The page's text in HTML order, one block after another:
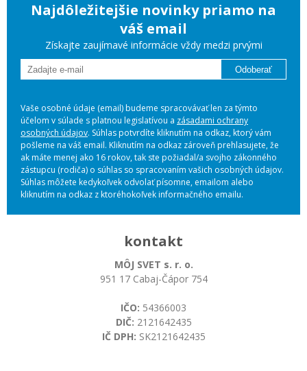
Najdôležitejšie novinky priamo na
váš email
Získajte zaujímavé informácie vždy medzi prvými
Odoberať
Vaše osobné údaje (email) budeme spracovávať len za týmto
účelom v súlade s platnou legislatívou a zásadami ochrany
osobných údajov. Súhlas potvrdíte kliknutím na odkaz, ktorý vám
pošleme na váš email. Kliknutím na odkaz zároveň prehlasujete, že
ak máte menej ako 16 rokov, tak ste požiadal/a svojho zákonného
zástupcu (rodiča) o súhlas so spracovaním vašich osobných údajov.
Súhlas môžete kedykoľvek odvolať písomne, emailom alebo
kliknutím na odkaz z ktoréhokoľvek informačného emailu.
kontakt
MÔJ SVET s. r. o.
951 17 Cabaj-Čápor 754
IČO: 54366003
DIČ: 2121642435
IČ DPH: SK2121642435